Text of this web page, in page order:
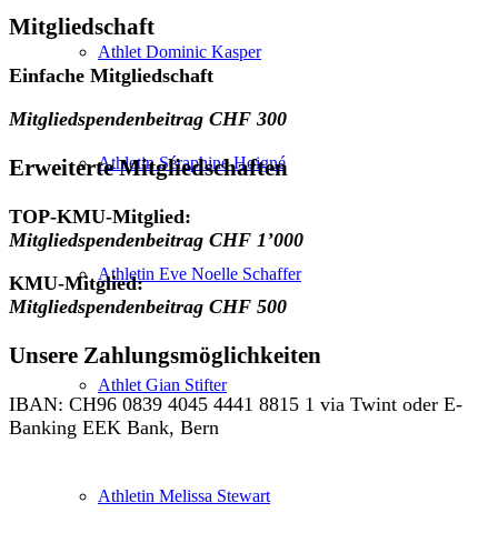
Athlet Dominic Kasper
Athletin Séraphine Hoigné
Athletin Eve Noelle Schaffer
Athlet Gian Stifter
Athletin Melissa Stewart
Mitgliedschaft
Einfache Mitgliedschaft
Mitgliedspendenbeitrag CHF 300
Erweiterte Mitgliedschaften
TOP-KMU-Mitglied:
Mitgliedspendenbeitrag CHF 1’000
KMU-Mitglied:
Mitgliedspendenbeitrag CHF 500
Unsere Zahlungsmöglichkeiten
IBAN: CH96 0839 4045 4441 8815 1 via Twint oder E-
Banking EEK Bank, Bern